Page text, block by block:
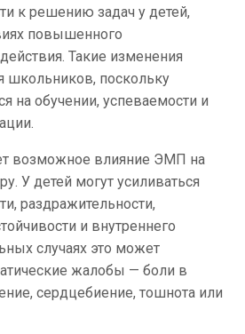
к решению задач у детей,
повышенного
Такие изменения
школьников, поскольку
на обучении, успеваемости и
возможное влияние ЭМП на
У детей могут усиливаться
раздражительности,
и внутреннего
случаях это может
жалобы — боли в
сердцебиение, тошнота или